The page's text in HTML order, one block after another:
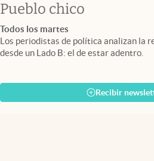
Pueblo chico
Todos los martes
Los periodistas de política analizan la
desde un Lado B: el de estar adentro.
Recibir